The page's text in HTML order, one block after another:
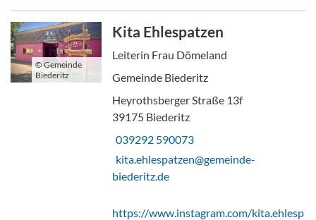
Kita Ehlespatzen
Leiterin Frau Dömeland
Gemeinde Biederitz
Heyrothsberger Straße 13f
39175 Biederitz
039292 590073
kita.ehlespatzen@gemeinde-
biederitz.de
https://www.instagram.com/kita.ehlesp
© Gemeinde
Biederitz